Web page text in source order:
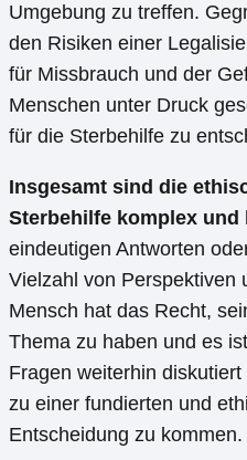
Umgebung zu treffen.
den Risiken einer
für Missbrauch und der
Menschen unter Druck
für die Sterbehilfe zu
Insgesamt sind die
Sterbehilfe komplex und
eindeutigen Antworten
Vielzahl von Perspektiven
Mensch hat das Recht,
Thema zu haben und es
Fragen weiterhin
zu einer fundierten und
Entscheidung zu kommen.